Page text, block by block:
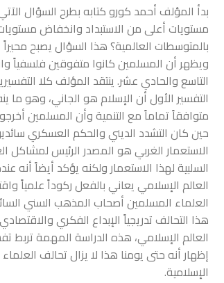
بدأ المؤلف أحمد كورو كتابه بطرح السؤال
مستويات أعلى من الاستبداد وانخفاض مستويات
بالمتوسطات العالمية؟ هذا السؤال يصبح
ويظهر أن المسلمين كانوا متفوقين فلسفياً
التاسع والحادي عشر. ينتقد المؤلف كلا
التفسير الأول أن الإسلام هو الجاني، وهو ما
متوافقاً تماماً مع التنمية وأن المسلمين
حين كان التشدد الديني والحكم العسكري
الاستعمار الغربي هو المصدر الرئيس لمشاكل
السلبية لهذا الاستعمار ولكنه يؤكد أيضاً أنه
العالم الإسلامي يعاني بالفعل ركوداً علمياً
العلماء المسلمين أصحاب المذهب السني
هذا التحالف تدريجياً الإبداع الفكري
العالم الإسلامي، هذه الدراسة المهمة تربط
إظهار أنه حتى يومنا هذا لا يزال تحالف
الإسلامية.